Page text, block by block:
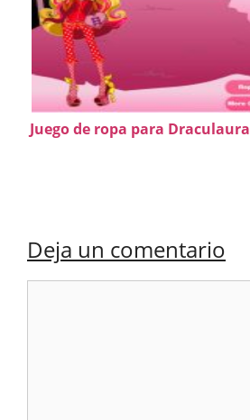
Juego de ropa para Draculaura
Deja un comentario